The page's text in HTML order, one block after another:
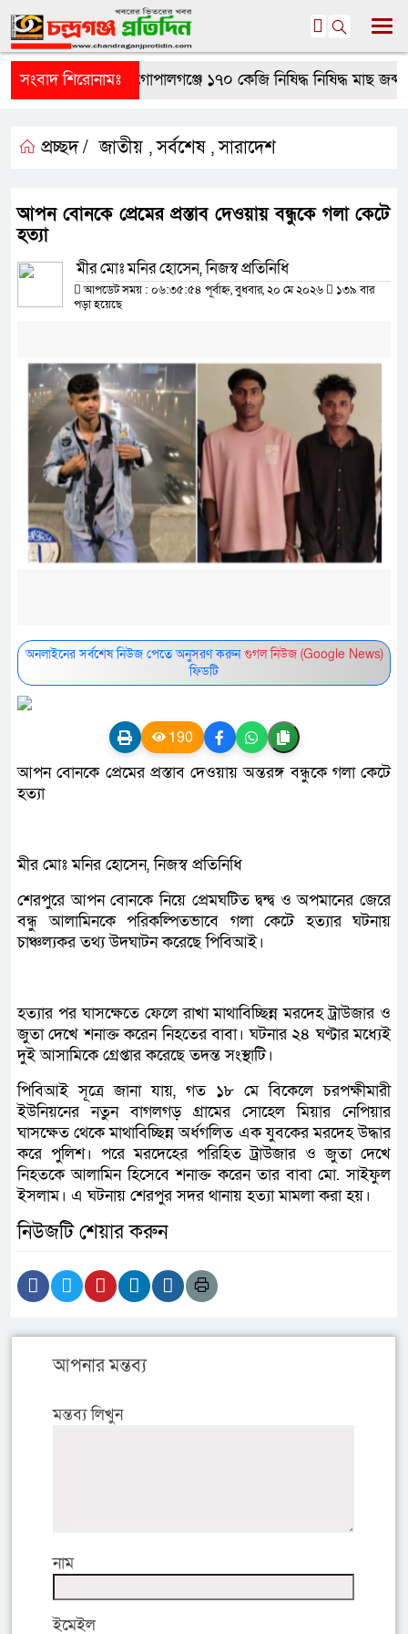
সংবাদ শিরোনামঃগোপালগঞ্জে ১৭০ কেজি নিষিদ্ধ নিষিদ্ধ মাছ
প্রচ্ছদ / জাতীয় ,সর্বশেষ ,সারাদেশ
আপন বোনকে প্রেমের প্রস্তাব দেওয়ায় বন্ধুকে গলা কেটে
হত্যা
মীর মোঃ মনির হোসেন, নিজস্ব প্রতিনিধি
আপডেট সময় : ০৬:৩৫:৫৪ পূর্বাহ্ন, বুধবার, ২০ মে ২০২৬
১৩৯ বার
পড়া হয়েছে
অনলাইনের সর্বশেষ নিউজ পেতে অনুসরণ করুনগুগল নিউজ (Google News)
ফিডটি
190
আপন বোনকে প্রেমের প্রস্তাব দেওয়ায় অন্তরঙ্গ বন্ধুকে গলা কেটে
হত্যা
মীর মোঃ মনির হোসেন, নিজস্ব প্রতিনিধি
শেরপুরে আপন বোনকে নিয়ে প্রেমঘটিত দ্বন্দ্ব ও অপমানের জেরে
বন্ধু আলামিনকে পরিকল্পিতভাবে গলা কেটে হত্যার ঘটনায়
চাঞ্চল্যকর তথ্য উদঘাটন করেছে পিবিআই।
হত্যার পর ঘাসক্ষেতে ফেলে রাখা মাথাবিচ্ছিন্ন মরদেহ ট্রাউজার ও
জুতা দেখে শনাক্ত করেন নিহতের বাবা। ঘটনার ২৪ ঘণ্টার মধ্যেই
দুই আসামিকে গ্রেপ্তার করেছে তদন্ত সংস্থাটি।
পিবিআই সূত্রে জানা যায়, গত ১৮ মে বিকেলে চরপক্ষীমারী
ইউনিয়নের নতুন বাগলগড় গ্রামের সোহেল মিয়ার নেপিয়ার
ঘাসক্ষেত থেকে মাথাবিচ্ছিন্ন অর্ধগলিত এক যুবকের মরদেহ উদ্ধার
করে পুলিশ। পরে মরদেহের পরিহিত ট্রাউজার ও জুতা দেখে
নিহতকে আলামিন হিসেবে শনাক্ত করেন তার বাবা মো. সাইফুল
ইসলাম। এ ঘটনায় শেরপুর সদর থানায় হত্যা মামলা করা হয়।
নিউজটি শেয়ার করুন
আপনার মন্তব্য
মন্তব্য লিখুন
নাম
ইমেইল